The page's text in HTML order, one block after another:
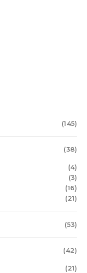
(145)
(38)
(4)
(3)
(16)
(21)
(53)
(42)
(21)